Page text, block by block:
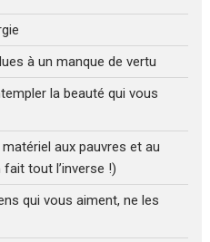
à un manque de vertu
la beauté qui vous
aux pauvres et au
tout l’inverse !)
qui vous aiment, ne les